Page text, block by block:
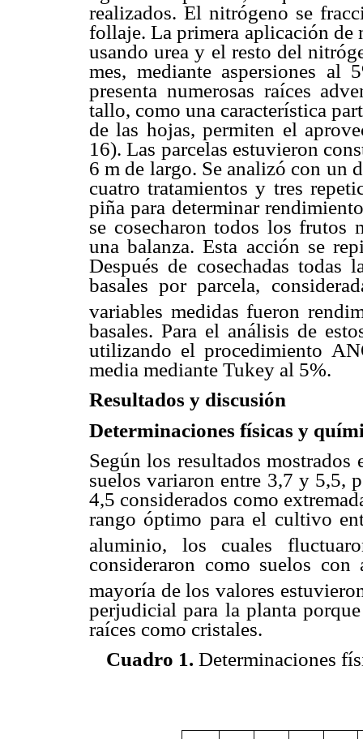
realizados. El nitrógeno se
follaje. La primera aplicación de
usando urea y el resto del
mes, mediante aspersiones al
presenta numerosas raíces
tallo, como una característica
de las hojas, permiten el
16). Las parcelas estuvieron
6 m de largo. Se analizó con un
cuatro tratamientos y tres
piña para determinar
se cosecharon todos los frutos
una balanza. Esta acción se
Después de cosechadas
basales por parcela,
variables medidas fueron
basales. Para el análisis de
utilizando el procedimiento
media mediante Tukey al 5%.
Resultados y discusión
Determinaciones físicas y
Según los resultados mostrados
suelos variaron entre 3,7 y 5,5,
4,5 considerados como
rango óptimo para el cultivo
aluminio, los cuales
consideraron como suelos
mayoría de los valores
perjudicial para la planta
raíces como cristales.
Cuadro 1. Determinaciones